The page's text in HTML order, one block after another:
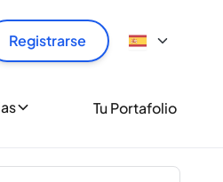
Registrarse
al mejor precio.
y los destilados.
Tu Portafolio